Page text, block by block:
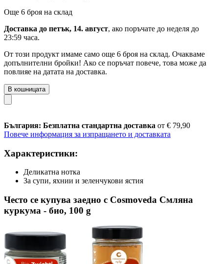
Още 6 броя на склад
Доставка до петък, 14. август, ако поръчате до неделя до
23:59 часа.
От този продукт имаме само още 6 броя на склад. Очакваме
допълнителни бройки! Ако се поръчат повече, това може да
повлияе на датата на доставка.
В кошницата
България: Безплатна стандартна доставка от € 79,90
Повече информация за изпращането и доставката
Характеристики:
Деликатна нотка
За супи, яхнии и зеленчукови ястия
Често се купува заедно с Cosmoveda Смляна
куркума - био, 100 g